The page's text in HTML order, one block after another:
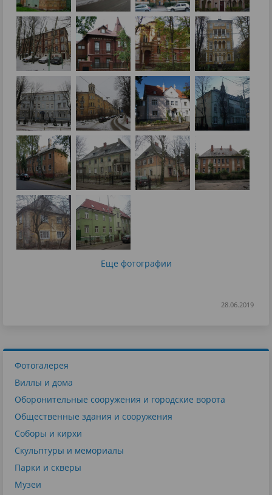
Еще фотографии
28.06.2019
Фотогалерея
Виллы и дома
Оборонительные сооружения и городские ворота
Общественные здания и сооружения
Соборы и кирхи
Скульптуры и мемориалы
Парки и скверы
Музеи